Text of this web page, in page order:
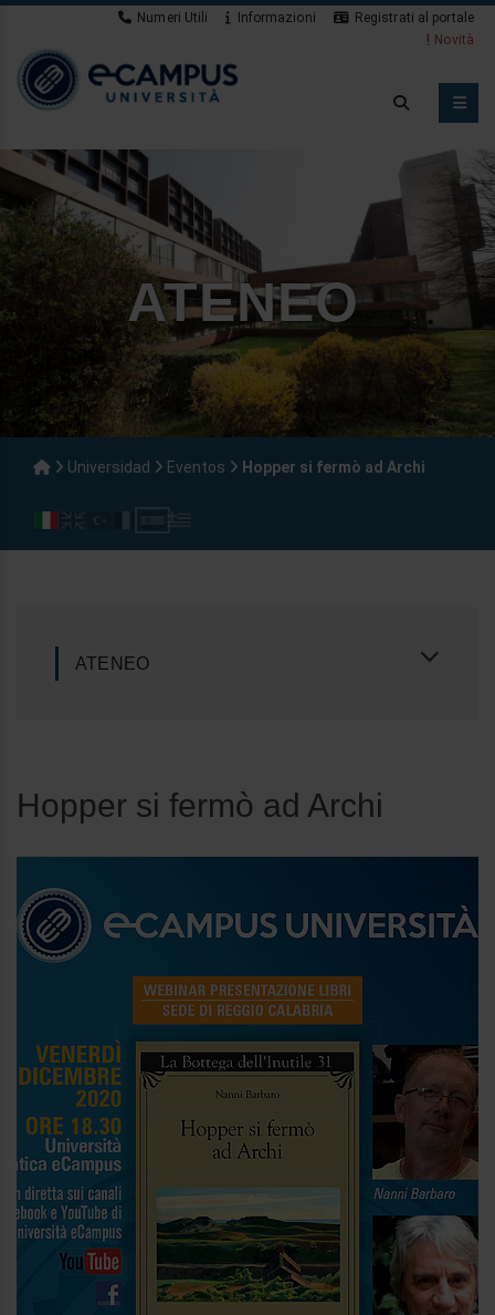
Numeri Utili Informazioni
Registrati al portale
Novità
ATENEO
Universidad Eventos Hopper si fermò ad Archi
ATENEO
Hopper si fermò ad Archi